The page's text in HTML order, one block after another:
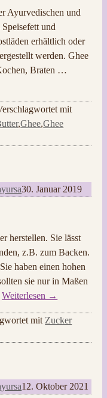
Ayurvedischen und
und
erhältlich oder
werden. Ghee
Braten …
mit
,Ghee,Ghee
30. Januar 2019
herstellen. Sie lässt
z.B. zum Backen.
haben einen hohen
sie nur in Maßen
Weiterlesen →
mit Zucker
12. Oktober 2021